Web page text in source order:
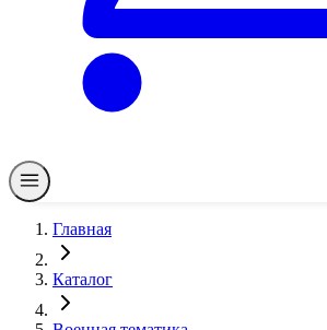
Главная
Каталог